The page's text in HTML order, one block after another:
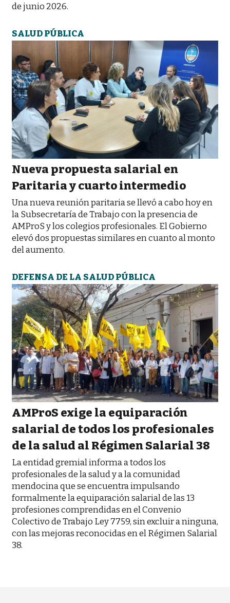
de junio 2026.
SALUD PÚBLICA
Nueva propuesta salarial en
Paritaria y cuarto intermedio
Una nueva reunión paritaria se llevó a cabo hoy en
la Subsecretaría de Trabajo con la presencia de
AMProS y los colegios profesionales. El Gobierno
elevó dos propuestas similares en cuanto al monto
del aumento.
DEFENSA DE LA SALUD PÚBLICA
AMProS exige la equiparación
salarial de todos los profesionales
de la salud al Régimen Salarial 38
La entidad gremial informa a todos los
profesionales de la salud y a la comunidad
mendocina que se encuentra impulsando
formalmente la equiparación salarial de las 13
profesiones comprendidas en el Convenio
Colectivo de Trabajo Ley 7759, sin excluir a ninguna,
con las mejoras reconocidas en el Régimen Salarial
38.